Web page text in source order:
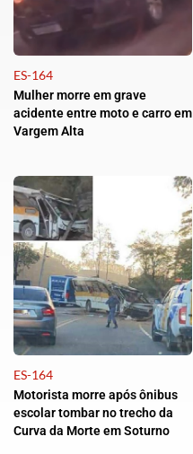
ES-164
Mulher morre em grave
acidente entre moto e carro em
Vargem Alta
ES-164
Motorista morre após ônibus
escolar tombar no trecho da
Curva da Morte em Soturno